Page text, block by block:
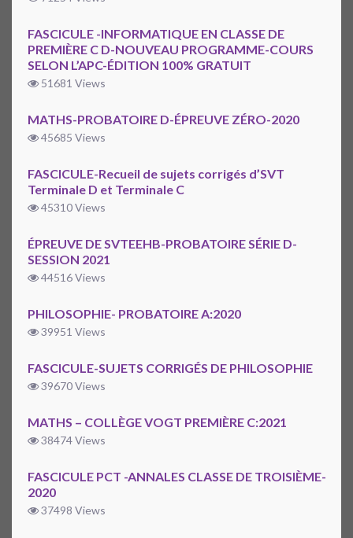
FASCICULE -INFORMATIQUE EN CLASSE DE
PREMIÈRE C D-NOUVEAU PROGRAMME-COURS
SELON L’APC-ÉDITION 100% GRATUIT
51681 Views
MATHS-PROBATOIRE D-ÉPREUVE ZÉRO-2020
45685 Views
FASCICULE-Recueil de sujets corrigés d’SVT
Terminale D et Terminale C
45310 Views
ÉPREUVE DE SVTEEHB-PROBATOIRE SÉRIE D-
SESSION 2021
44516 Views
PHILOSOPHIE- PROBATOIRE A:2020
39951 Views
FASCICULE-SUJETS CORRIGÉS DE PHILOSOPHIE
39670 Views
MATHS – COLLÈGE VOGT PREMIÈRE C:2021
38474 Views
FASCICULE PCT -ANNALES CLASSE DE TROISIÈME-
2020
37498 Views